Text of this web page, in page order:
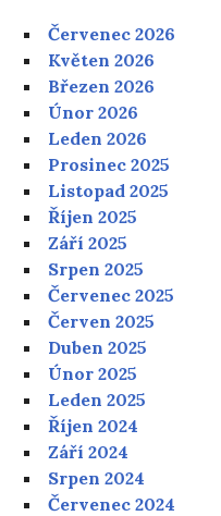
Červenec 2026
Květen 2026
Březen 2026
Únor 2026
Leden 2026
Prosinec 2025
Listopad 2025
Říjen 2025
Září 2025
Srpen 2025
Červenec 2025
Červen 2025
Duben 2025
Únor 2025
Leden 2025
Říjen 2024
Září 2024
Srpen 2024
Červenec 2024